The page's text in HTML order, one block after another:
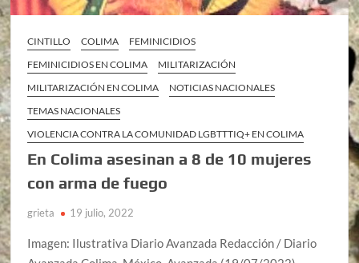
CINTILLO COLIMA
FEMINICIDIOS
FEMINICIDIOS EN COLIMA
MILITARIZACIÓN
MILITARIZACIÓN EN COLIMA
NOTICIAS NACIONALES
TEMAS NACIONALES
VIOLENCIA CONTRA LA COMUNIDAD LGBTTTIQ+ EN COLIMA
En Colima asesinan a 8 de 10 mujeres
con arma de fuego
grieta 19 julio, 2022
Imagen: Ilustrativa Diario Avanzada Redacción / Diario